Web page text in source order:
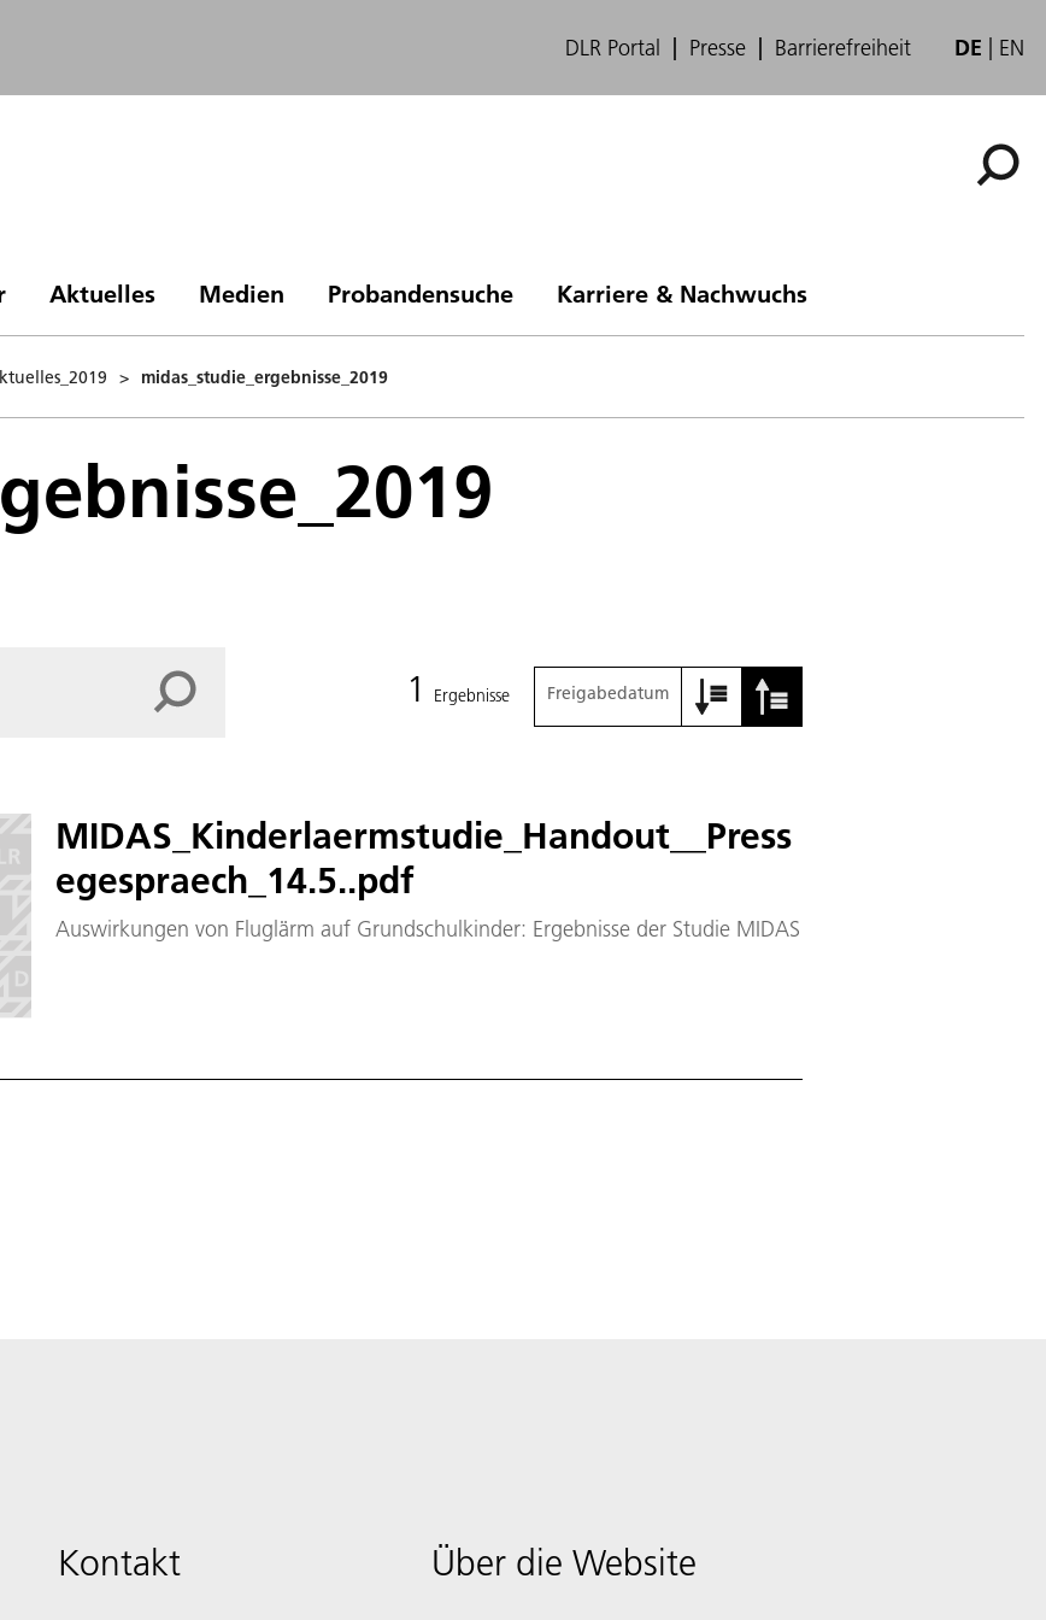
DLR Portal Presse Barrierefreiheit DE EN
Aktuelles Medien Probandensuche Karriere & Nachwuchs
> midas_studie_ergebnisse_2019
1 Ergebnisse Freigabedatum
MIDAS_Kinderlaermstudie_Handout__Press
egespraech_14.5..pdf
Auswirkungen von Fluglärm auf Grundschulkinder: Ergebnisse der Studie MIDAS
Kontakt Über die Website